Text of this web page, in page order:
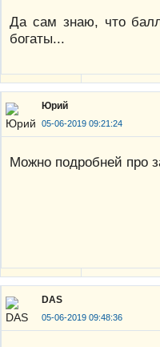
Да сам знаю, что
богаты...
Юрий
05-06-2019 09:21:24
Можно подробней про
DAS
05-06-2019 09:48:36